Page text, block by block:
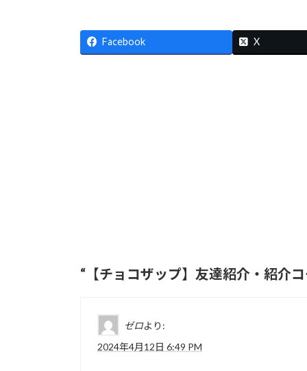
Facebook X
“ 【チョコザップ】友達紹介・紹介コ
ゼロより:
2024年4月12日 6:49 PM